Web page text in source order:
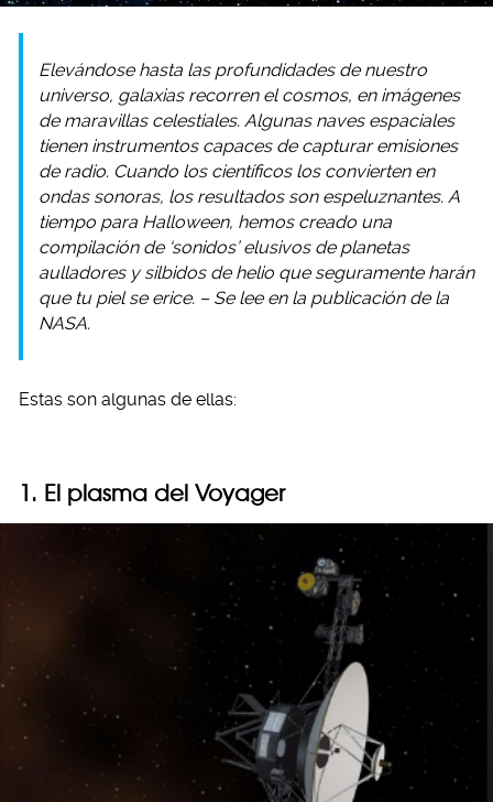
Elevándose hasta las profundidades de nuestro
universo, galaxias recorren el cosmos, en imágenes
de maravillas celestiales. Algunas naves espaciales
tienen instrumentos capaces de capturar emisiones
de radio. Cuando los científicos los convierten en
ondas sonoras, los resultados son espeluznantes. A
tiempo para Halloween, hemos creado una
compilación de ‘sonidos’ elusivos de planetas
aulladores y silbidos de helio que seguramente harán
que tu piel se erice. – Se lee en la publicación de la
NASA.
Estas son algunas de ellas:
1. El plasma del Voyager